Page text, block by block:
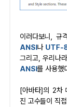
이러다보니,
ANSI나 UTF-
그리고, 우리
ANSI를 사용했
[아바타]의 2차 매체가 판매되기 시작하면서 자막에 불만을 가
진 고수들이 직